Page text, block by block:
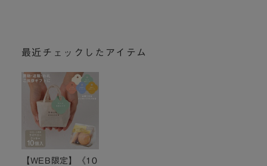
最近チェックしたアイテム
【WEB限定】《10